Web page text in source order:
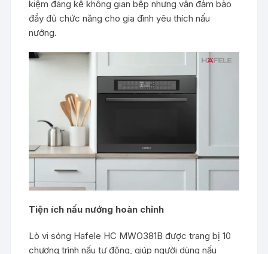
kiệm đáng kể không gian bếp nhưng vẫn đảm bảo
đầy đủ chức năng cho gia đình yêu thích nấu
nướng.
Tiện ích nấu nướng hoàn chỉnh
Lò vi sóng Hafele HC MWO381B được trang bị 10
chương trình nấu tự động, giúp người dùng nấu